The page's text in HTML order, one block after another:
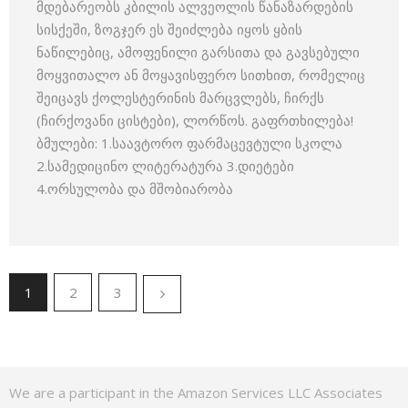
მდებარეობს კბილის ალვეოლის წანაზარდების
სისქეში, ზოგჯერ ეს შეიძლება იყოს ყბის
ნაწილებიც, ამოფენილი გარსითა და გავსებული
მოყვითალო ან მოყავისფერო სითხით, რომელიც
შეიცავს ქოლესტერინის მარცვლებს, ჩირქს
(ჩირქოვანი ცისტები), ლორწოს. გაფრთხილება!
ბმულები: 1.საავტორო ფარმაცევტული სკოლა
2.სამედიცინო ლიტერატურა 3.დიეტები
4.ორსულობა და მშობიარობა
1 2 3
We are a participant in the Amazon Services LLC Associates